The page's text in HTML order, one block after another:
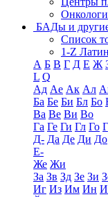
БАДы и
Список
1-Z
А Б В Г Д Е Ж
L Q
Ад Ае Ак Ал
Ба Бе Би Бл Бо
Ва Ве Ви Во
Га Ге Ги Гл Го
Д- Да Де Ди До
Е-
Же Жи
За Зв Зд Зе Зи
Иг Из Им Ин